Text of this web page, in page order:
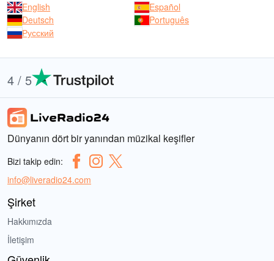
English
Español
Deutsch
Português
Русский
4 / 5
Dünyanın dört bir yanından müzikal keşifler
Bizi takip edin:
info@liveradio24.com
Şirket
Hakkımızda
İletişim